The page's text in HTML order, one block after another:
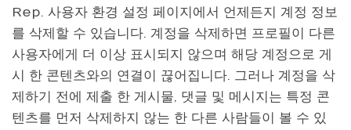
Rep. 사용자 환경 설정 페이지에서 언제든지 계정 정보
를 삭제할 수 있습니다. 계정을 삭제하면 프로필이 다른
사용자에게 더 이상 표시되지 않으며 해당 계정으로 게
시 한 콘텐츠와의 연결이 끊어집니다. 그러나 계정을 삭
제하기 전에 제출 한 게시물, 댓글 및 메시지는 특정 콘
텐츠를 먼저 삭제하지 않는 한 다른 사람들이 볼 수 있